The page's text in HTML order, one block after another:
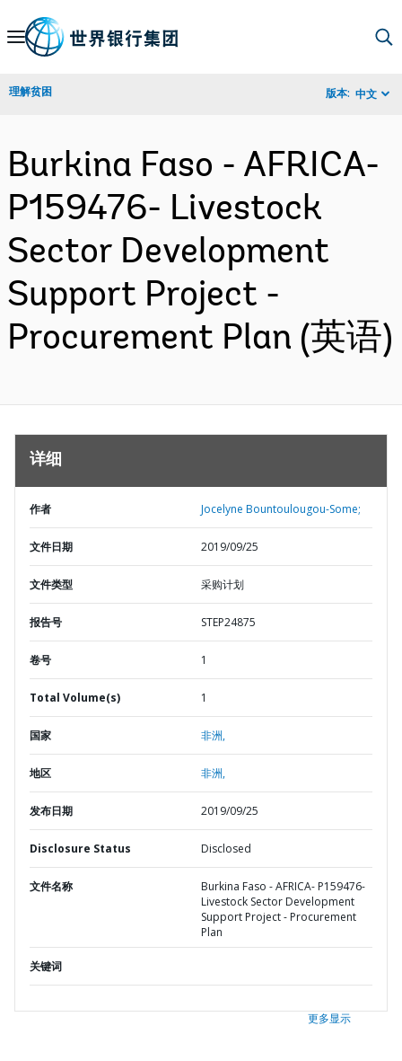
Skip
Navigation
理解贫困 版本: 中文
Burkina Faso - AFRICA-
P159476- Livestock
Sector Development
Support Project -
Procurement Plan (英语)
详细
作者 Jocelyne Bountoulougou-Some;
文件日期 2019/09/25
文件类型 采购计划
报告号 STEP24875
卷号 1
Total Volume(s) 1
国家 非洲,
地区 非洲,
发布日期 2019/09/25
Disclosure Status Disclosed
文件名称
Burkina Faso - AFRICA- P159476-
Livestock Sector Development
Support Project - Procurement
Plan
关键词
更多显示